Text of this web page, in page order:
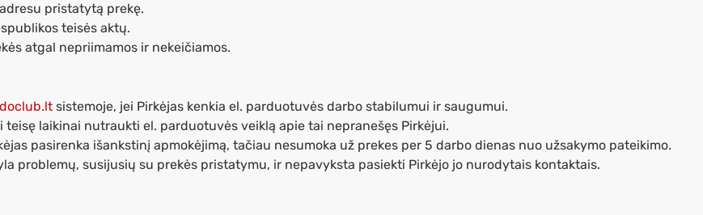
pristatytą prekę.
teisės aktų.
atgal nepriimamos ir nekeičiamos.
sistemoje, jei Pirkėjas kenkia el. parduotuvės darbo stabilumui ir saugumui.
laikinai nutraukti el. parduotuvės veiklą apie tai nepranešęs Pirkėjui.
pasirenka išankstinį apmokėjimą, tačiau nesumoka už prekes per 5 darbo dienas nuo užsakymo pateikimo.
problemų, susijusių su prekės pristatymu, ir nepavyksta pasiekti Pirkėjo jo nurodytais kontaktais.